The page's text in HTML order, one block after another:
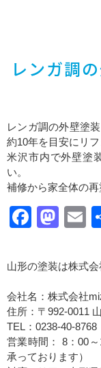
レンガ調
レンガ調の外壁塗
約10年を目安にリフ
米沢市内で外壁塗
い。
補修から家全体の再
山形の塗装は株式会
会社名：株式会社
住所：〒992-0011
TEL：0238-40-8768
営業時間： 8：00
承っております）